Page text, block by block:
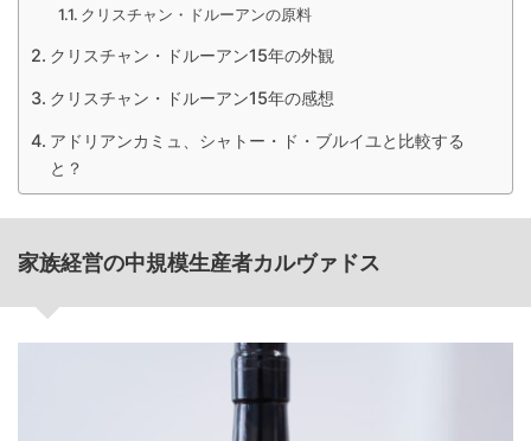
クリスチャン・ドルーアンの原料
クリスチャン・ドルーアン15年の外観
クリスチャン・ドルーアン15年の感想
アドリアンカミュ、シャトー・ド・ブルイユと比較する
と？
家族経営の中規模生産者カルヴァドス